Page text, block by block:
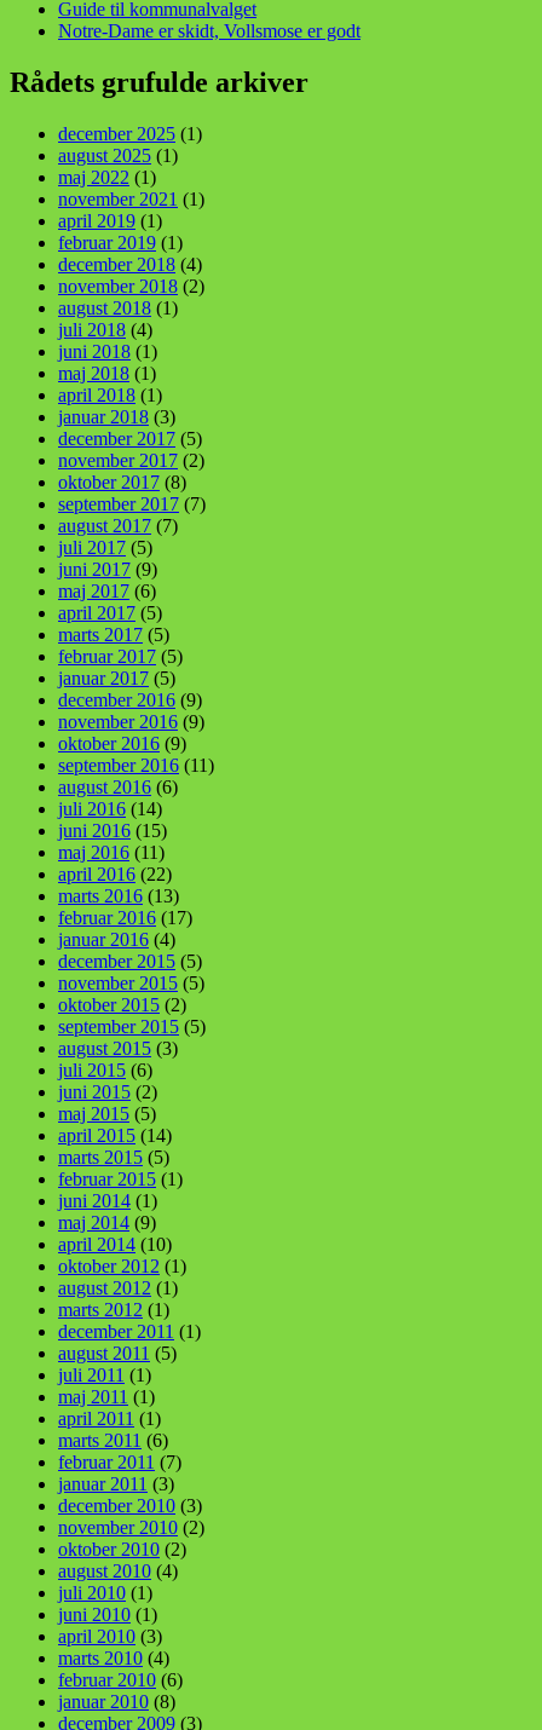
Guide til kommunalvalget
Notre-Dame er skidt, Vollsmose er godt
Rådets grufulde arkiver
december 2025 (1)
august 2025 (1)
maj 2022 (1)
november 2021 (1)
april 2019 (1)
februar 2019 (1)
december 2018 (4)
november 2018 (2)
august 2018 (1)
juli 2018 (4)
juni 2018 (1)
maj 2018 (1)
april 2018 (1)
januar 2018 (3)
december 2017 (5)
november 2017 (2)
oktober 2017 (8)
september 2017 (7)
august 2017 (7)
juli 2017 (5)
juni 2017 (9)
maj 2017 (6)
april 2017 (5)
marts 2017 (5)
februar 2017 (5)
januar 2017 (5)
december 2016 (9)
november 2016 (9)
oktober 2016 (9)
september 2016 (11)
august 2016 (6)
juli 2016 (14)
juni 2016 (15)
maj 2016 (11)
april 2016 (22)
marts 2016 (13)
februar 2016 (17)
januar 2016 (4)
december 2015 (5)
november 2015 (5)
oktober 2015 (2)
september 2015 (5)
august 2015 (3)
juli 2015 (6)
juni 2015 (2)
maj 2015 (5)
april 2015 (14)
marts 2015 (5)
februar 2015 (1)
juni 2014 (1)
maj 2014 (9)
april 2014 (10)
oktober 2012 (1)
august 2012 (1)
marts 2012 (1)
december 2011 (1)
august 2011 (5)
juli 2011 (1)
maj 2011 (1)
april 2011 (1)
marts 2011 (6)
februar 2011 (7)
januar 2011 (3)
december 2010 (3)
november 2010 (2)
oktober 2010 (2)
august 2010 (4)
juli 2010 (1)
juni 2010 (1)
april 2010 (3)
marts 2010 (4)
februar 2010 (6)
januar 2010 (8)
december 2009 (3)